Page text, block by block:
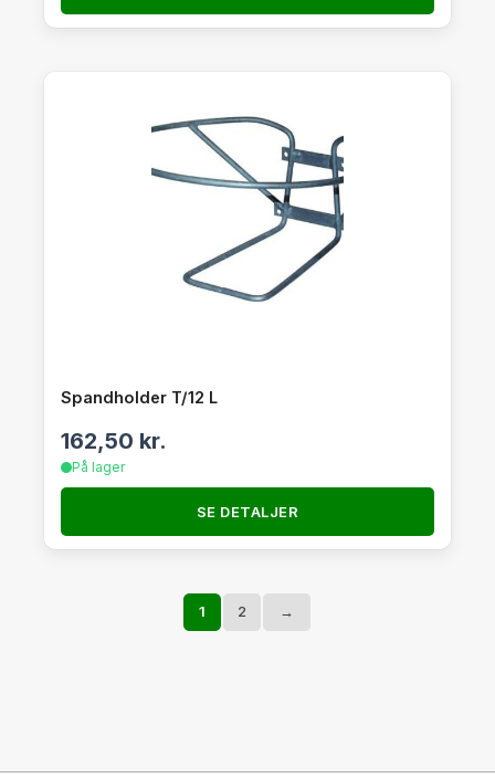
Spandholder T/12 L
162,50 kr.
På lager
SE DETALJER
1 2 →